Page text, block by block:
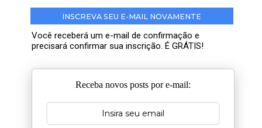
INSCREVA SEU E-MAIL NOVAMENTE
Você receberá um e-mail de confirmação e
precisará confirmar sua inscrição. É GRÁTIS!
Receba novos posts por e-mail: